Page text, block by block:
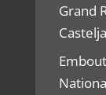
Grand